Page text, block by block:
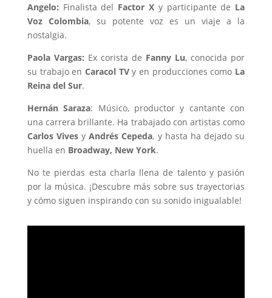
Angelo: Finalista del Factor X y participante de La
Voz Colombia, su potente voz es un viaje a la
nostalgia.
Paola Vargas: Ex corista de Fanny Lu, conocida por
su trabajo en Caracol TVy en producciones como La
Reina del Sur.
Hernán Saraza: Músico, productor y cantante con
una carrera brillante. Ha trabajado con artistas como
Carlos VivesyAndrés Cepeda, y hasta ha dejado su
huella en Broadway, New York.
No te pierdas esta charla llena de talento y pasión
por la música. ¡Descubre más sobre sus trayectorias
y cómo siguen inspirando con su sonido inigualable!